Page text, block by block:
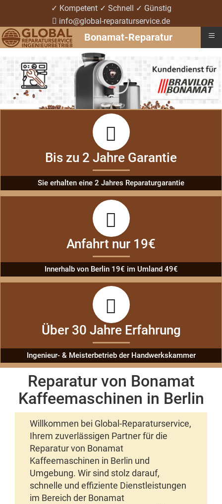
✓ Kompetent ✓ Schnell ✓ Günstig
info@global-reparaturservice.de
Bonamat-Reparatur ≡
Bis zu 2 Jahre Garantie
Sie erhalten eine 2 Jahres Reparaturgarantie
Anfahrt nur 19€
Innerhalb von Berlin 19€ im Umland 49€
Über 30 Jahre Erfahrung
Ingenieur- & Meisterbetrieb der Handwerkskammer
Reparatur von Bonamat
Kaffeemaschinen in Berlin
Willkommen bei Global-Reparaturservice,
Ihrem zuverlässigen Partner für die
Reparatur von Bonamat
Kaffeemaschinen in Berlin und
Umgebung. Wir sind stolz darauf,
schnelle und effiziente Dienstleistungen
im Bereich der Bonamat